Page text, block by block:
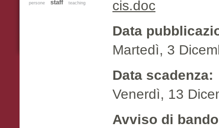
persone staff teaching
cis.doc
Data
Martedì, 3
Data scadenza:
Venerdì, 13
Avviso di